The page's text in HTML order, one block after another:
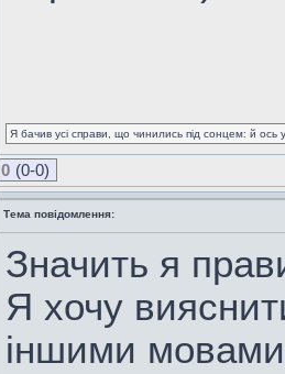
Я бачив усі справи, що чинились під сонцем: й ось
0 (0-0)
Тема повідомлення:
Значить я
Я хочу
іншими